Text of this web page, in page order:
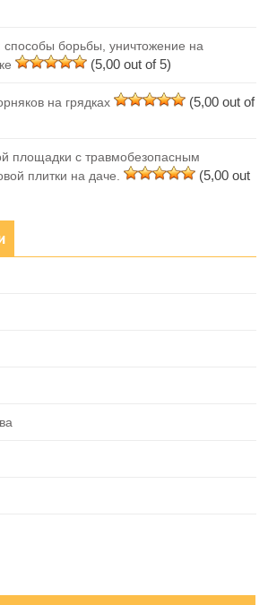
способы борьбы, уничтожение на
(5,00 out of 5)
на грядках
(5,00 out of
площадки с травмобезопасным
плитки на даче.
(5,00 out